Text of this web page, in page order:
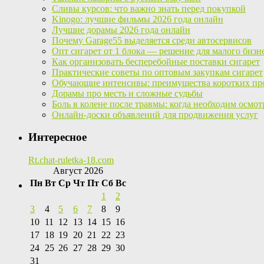
Сливы курсов: что важно знать перед покупкой
Kinogo: лучшие фильмы 2026 года онлайн
Лучшие дорамы 2026 года онлайн
Почему Garage55 выделяется среди автосервисов
Опт сигарет от 1 блока — решение для малого
Как организовать бесперебойные поставки сигарет
Практические советы по оптовым закупкам сигарет
Обучающие интенсивы: преимущества коротких
Дорамы про месть и сложные судьбы
Боль в колене после травмы: когда необходим
Онлайн-доски объявлений для продвижения услуг
Интересное
Rt.chat-ruletka-18.com
Август 2026
Пн Вт Ср Чт Пт Сб Вс
1
2
3
4 5 6 7 8
9
10 11 12 13 14 15 16
17 18 19 20 21 22 23
24 25 26 27 28 29 30
31